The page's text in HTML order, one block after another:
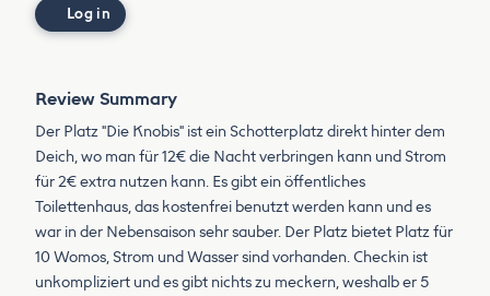
Log in
Review Summary
Der Platz "Die Knobis" ist ein Schotterplatz direkt hinter dem
Deich, wo man für 12€ die Nacht verbringen kann und Strom
für 2€ extra nutzen kann. Es gibt ein öffentliches
Toilettenhaus, das kostenfrei benutzt werden kann und es
war in der Nebensaison sehr sauber. Der Platz bietet Platz für
10 Womos, Strom und Wasser sind vorhanden. Checkin ist
unkompliziert und es gibt nichts zu meckern, weshalb er 5